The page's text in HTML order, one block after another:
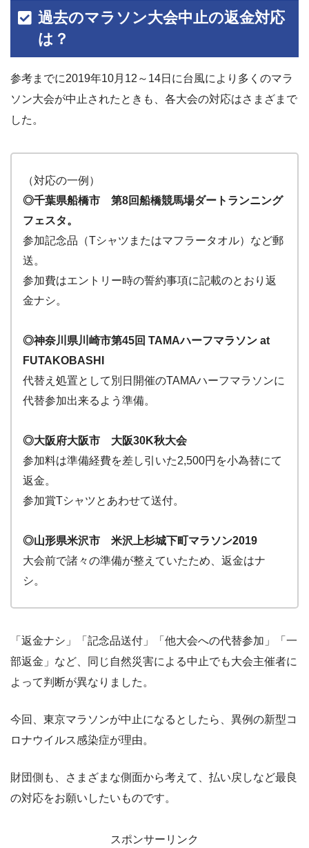
過去のマラソン大会中止の返金対応
は？
参考までに2019年10月12～14日に台風により多くのマラ
ソン大会が中止されたときも、各大会の対応はさまざまで
した。
（対応の一例）
◎千葉県船橋市 第8回船橋競馬場ダートランニング
フェスタ。
参加記念品（Tシャツまたはマフラータオル）など郵
送。
参加費はエントリー時の誓約事項に記載のとおり返
金ナシ。
◎神奈川県川崎市第45回 TAMAハーフマラソン at
FUTAKOBASHI
代替え処置として別日開催のTAMAハーフマラソンに
代替参加出来るよう準備。
◎大阪府大阪市 大阪30K秋大会
参加料は準備経費を差し引いた2,500円を小為替にて
返金。
参加賞Tシャツとあわせて送付。
◎山形県米沢市 米沢上杉城下町マラソン2019
大会前で諸々の準備が整えていたため、返金はナ
シ。
「返金ナシ」「記念品送付」「他大会への代替参加」「一
部返金」など、同じ自然災害による中止でも大会主催者に
よって判断が異なりました。
今回、東京マラソンが中止になるとしたら、異例の新型コ
ロナウイルス感染症が理由。
財団側も、さまざまな側面から考えて、払い戻しなど最良
の対応をお願いしたいものです。
スポンサーリンク